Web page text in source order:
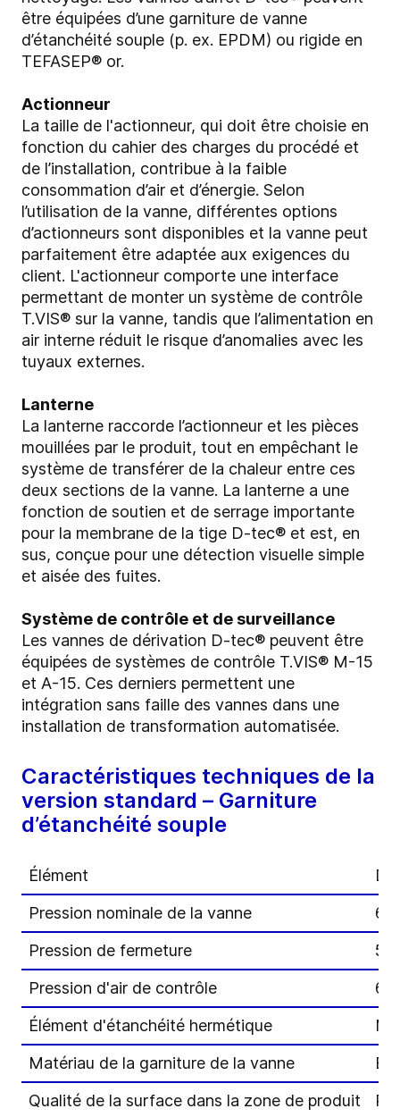
être équipées d’une garniture de vanne
d’étanchéité souple (p. ex. EPDM) ou rigide en
TEFASEP® or.
Actionneur
La taille de l'actionneur, qui doit être choisie en
fonction du cahier des charges du procédé et
de l’installation, contribue à la faible
consommation d’air et d’énergie. Selon
l’utilisation de la vanne, différentes options
d’actionneurs sont disponibles et la vanne peut
parfaitement être adaptée aux exigences du
client. L'actionneur comporte une interface
permettant de monter un système de contrôle
T.VIS® sur la vanne, tandis que l’alimentation en
air interne réduit le risque d’anomalies avec les
tuyaux externes.
Lanterne
La lanterne raccorde l’actionneur et les pièces
mouillées par le produit, tout en empêchant le
système de transférer de la chaleur entre ces
deux sections de la vanne. La lanterne a une
fonction de soutien et de serrage importante
pour la membrane de la tige D-tec® et est, en
sus, conçue pour une détection visuelle simple
et aisée des fuites.
Système de contrôle et de surveillance
Les vannes de dérivation D-tec® peuvent être
équipées de systèmes de contrôle T.VIS® M-15
et A-15. Ces derniers permettent une
intégration sans faille des vannes dans une
installation de transformation automatisée.
Caractéristiques techniques de la
version standard – Garniture
d’étanchéité souple
Élément
Pression nominale de la vanne
6
Pression de fermeture
5
Pression d'air de contrôle
6
Élément d'étanchéité hermétique
Matériau de la garniture de la vanne
Qualité de la surface dans la zone de produit
R